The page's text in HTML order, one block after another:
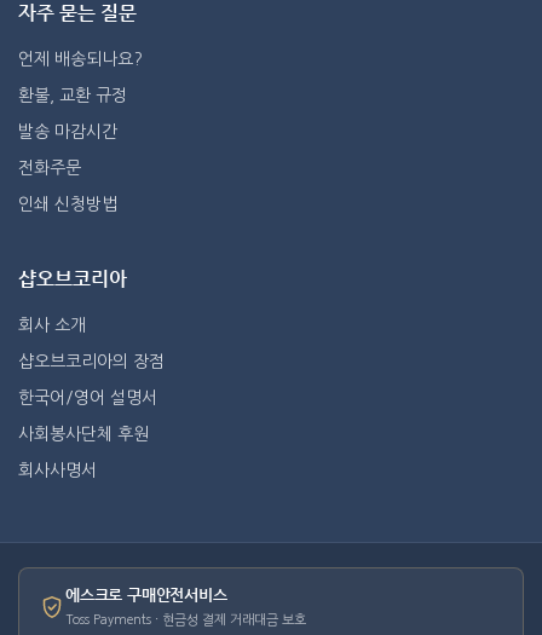
자주 묻는 질문
언제 배송되나요?
환불, 교환 규정
발송 마감시간
전화주문
인쇄 신청방법
샵오브코리아
회사 소개
샵오브코리아의 장점
한국어/영어 설명서
사회봉사단체 후원
회사사명서
에스크로 구매안전서비스
Toss Payments · 현금성 결제 거래대금 보호